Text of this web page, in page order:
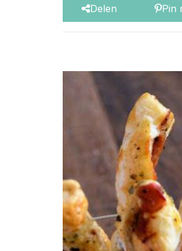
Delen Pin